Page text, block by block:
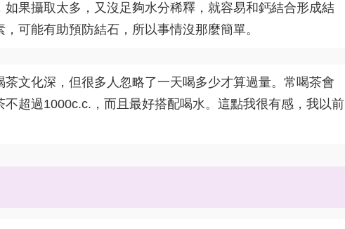
果攝取太多，又沒足夠水分稀釋，就容易和鈣結合形成結
可能有助預防結石，所以事情沒那麼簡單。
文化深，但很多人忽略了一天喝多少才算過量。常喝茶會
超過1000c.c.，而且最好搭配喝水。這點我很有感，我以前